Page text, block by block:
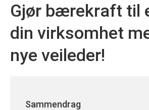
Gjør bærekraft til
din virksomhet
nye veileder!
Sammendrag